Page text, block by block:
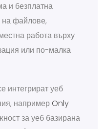
и безплатна
файлове,
работа върху
или по-малка
интегрират уеб
например Only
за уеб базирана